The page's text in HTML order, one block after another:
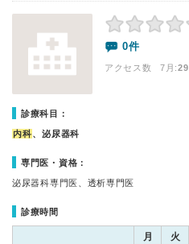
0件
アクセス数 7月:29
診療科目：
内科、泌尿器科
専門医・資格：
泌尿器科専門医、透析専門医
診療時間
月 火